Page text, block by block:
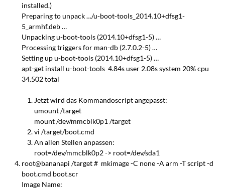
installed.)
Preparing to unpack …/u-boot-tools_2014.10+dfsg1-
5_armhf.deb …
Unpacking u-boot-tools (2014.10+dfsg1-5) …
Processing triggers for man-db (2.7.0.2-5) …
Setting up u-boot-tools (2014.10+dfsg1-5) …
apt-get install u-boot-tools 4.84s user 2.08s system 20% cpu
34.502 total
Jetzt wird das Kommandoscript angepasst:
umount /target
mount /dev/mmcblk0p1 /target
vi /target/boot.cmd
An allen Stellen anpassen:
root=/dev/mmcblk0p2 -> root=/dev/sda1
root@bananapi /target # mkimage -C none -A arm -T script -d
boot.cmd boot.scr
Image Name: